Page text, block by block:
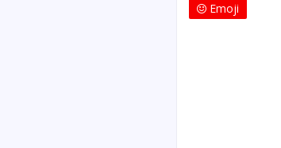
Emoji